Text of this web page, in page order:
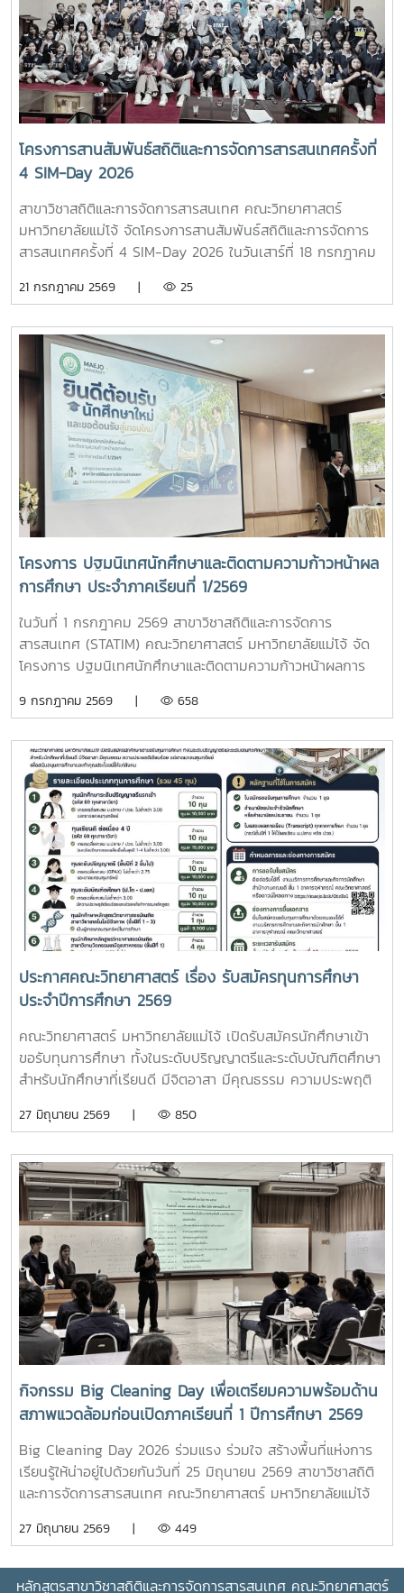
โครงการสานสัมพันธ์สถิติและการจัดการสารสนเทศครั้งที่
4 SIM-Day 2026
สาขาวิชาสถิติและการจัดการสารสนเทศ คณะวิทยาศาสตร์
มหาวิทยาลัยแม่โจ้ จัดโครงการสานสัมพันธ์สถิติและการจัดการ
สารสนเทศครั้งที่ 4 SIM-Day 2026 ในวันเสาร์ที่ 18 กรกฎาคม
โดยมีวัตถุประสงค์ ดังนี้ 1. เพื่อเป็นการเสริมสร้างความสัมพันธ์
เพื่อเสริมสร้างทักษะของนักศึกษา ในด้าน Soft skills ได้แก่
ทักษะการสื่อสาร ทักษะการทำงานเป็นทีม ทักษะการแก้ปัญหา
เฉพาะหน้า ซึ่งเป็นกิจกรรมสานความสัมพันธ์ระหว่างนักศึกษาทุก
ชั้นปี และ คณาจารย์ในสาขาวิชาฯ เป็นการเสริมสร้างพัฒนาการ
การทำงานร่วมกันเป็นทีม และพัฒนาทักษะ soft skill ให้กับ
นักศึกษาในหลักสูตร อีกทั้งยังเป็นการสานความสัมพันธ์ระหว่าง
นักศึกษา รุ่นพี่ รุ่นน้อง และเพื่อน ๆ ตลอดจนคณาจาารย์ในสาขา
วิชาฯ ภาพถ่ายและสื่อบันทึกภาพที่ปรากฏในกิจกรรมนี้ จัดทำขึ้น
เพื่อการประชาสัมพันธ์กิจกรรม และการสื่อสารของสาขาวิชาสถิติ
และการจัดการสารสนเทศ คณะวิทยาศาสตร์ มหาวิทยาลัยแม่โจ้
เท่านั้น โดยอยู่ภายใต้พระราชบัญญัติคุ้มครองข้อมูลส่วนบุคคล
พ.ศ. 2562 (PDPA)
21 กรกฎาคม 2569 | 25
โครงการ ปฐมนิเทศนักศึกษาและติดตามความก้าวหน้าผล
การศึกษา ประจำภาคเรียนที่ 1/2569
ในวันที่ 1 กรกฎาคม 2569 สาขาวิชาสถิติและการจัดการ
สารสนเทศ (STATIM) คณะวิทยาศาสตร์ มหาวิทยาลัยแม่โจ้ จัด
โครงการ ปฐมนิเทศนักศึกษาและติดตามความก้าวหน้าผลการ
นักศึกษาทุกชั้นปี ทั้งด้านการเรียน การใช้ชีวิตในมหาวิทยาลัย
กิจกรรมประกอบด้วย - ทางหลักสูตรกล่าวแนะนำคณาจารย์ใน
หลักสูตร - การบรรยายหัวข้อ ผลลัพธ์การเรียนรู้ระดับหลักสูตร
โดยประธานหลักสูตรสาขาวิชาสถิติและการจัดการสารสนเทศ -
การบรรยายพิเศษ หัวข้อ “แนวทางการใช้ชีวิต ในมหาวิทยาลัย
และดูแลสุขภาพใจ” โดยได้รับเกียรติจาก นพ.พายุพล ศรีอภัย
จิตแพทย์ชำนาญการ ให้การบรรยายแก่นักศึกษาและคณาจารย์ -
กิจกรรมมอบหมายอาจารย์ที่ปรึกษานักศึกษาชั้นปีที่ 1 - แบ่งกลุ่ม
นักศึกษาเพื่อเตรียมความพร้อมในแต่ละระดับ - กิจกรรม แฟน
พันธุ์แท้ สาขา วิชาสถิติและการจัดการสารสนเทศ - กิจกรรม
พบปะอาจารย์ที่ปรึกษาให้คำแนะนำและติดตามผลการเรียนของ
นักศึกษาในที่ปรึกษา
9 กรกฎาคม 2569 | 658
ประกาศคณะวิทยาศาสตร์ เรื่อง รับสมัครทุนการศึกษา
ประจำปีการศึกษา 2569
คณะวิทยาศาสตร์ มหาวิทยาลัยแม่โจ้ เปิดรับสมัครนักศึกษาเข้า
ขอรับทุนการศึกษา ทั้งในระดับปริญญาตรีและระดับบัณฑิตศึกษา
สำหรับนักศึกษาที่เรียนดี มีจิตอาสา มีคุณธรรม ความประพฤติ
ทำคุณประโยชน์ให้แก่สังคมรายละเอียดประเภททุนการศึกษา (รวม
สาขาวิชา) จำนวน 10 ทุนๆ ละ 10,000 บาท- เกรดเฉลี่ยสะสม
ม.ปลาย / ปวช. ไม่ต่ำกว่า 3.00 และขาดแคลนทุนทรัพย์ 2. ทุน
เรียนดี ต่อเนื่อง 4 ปี (รหัส 69 ทุกสาขาวิชา) จำนวน 10 ทุนๆ ละ
15,000 บาท- เกรดเฉลี่ยสะสม ม.ปลาย / ปวช. ไม่ต่ำกว่า 3.00
(และต้องรักษาเกรดเฉลี่ยเมื่อสิ้นสุดปี 1-4 ไม่ต่ำกว่า 3.00)3. ทุน
ระดับปริญญาตรี (ชั้นปีที่ 2 ขึ้นไป) จำนวน 10 ทุนๆ ละ 10,000
บาท- เกรดเฉลี่ยสะสม (GPAX) ไม่ต่ำกว่า 2.75 และขาดแคลนทุน
ทรัพย์หมายเหตุทุกประเภททุน: ต้องไม่เป็นผู้ได้รับทุนอื่นใดอยู่
ก่อนหน้า (ยกเว้น กยศ. / กรอ.) และผู้ได้รับทุนต้องช่วยเหลืองาน
คณะไม่น้อยกว่า 50 ชั่วโมง ภายในปีการศึกษาที่ได้รับทุนหลักฐาน
ที่ใช้ในการสมัคร-ใบสมัครขอรับทุนการศึกษา จำนวน 1 ชุด-
สำเนาบัตรประจำตัวนักศึกษา หรือสำเนาบัตรประชาชน จำนวน 1
ชุด-ใบแสดงผลการเรียน (Transcript) ทุกภาคการศึกษา
จำนวน 1 ชุด (กรณีชั้นปีที่ 1 ให้ใช้ผลเรียน ม.ปลาย หรือ
ปวช.)กำหนดการและช่องทางการสมัครประกาศฉบับ
เต็ม:maejo.link/5cFJheดาวน์โหลดใบ
ศึกษาและกิจการนักศึกษา สำนักงานคณบดี ชั้น 1 อาคารจุฬาภ
ทุนการศึกษาด้วยตนเองได้ที่ งานบริการการศึกษาและกิจการ
27 มิถุนายน 2569 | 850
กิจกรรม Big Cleaning Day เพื่อเตรียมความพร้อมด้าน
สภาพแวดล้อมก่อนเปิดภาคเรียนที่ 1 ปีการศึกษา 2569
Big Cleaning Day 2026 ร่วมแรง ร่วมใจ สร้างพื้นที่แห่งการ
เรียนรู้ให้น่าอยู่ไปด้วยกันวันที่ 25 มิถุนายน 2569 สาขาวิชาสถิติ
และการจัดการสารสนเทศ คณะวิทยาศาสตร์ มหาวิทยาลัยแม่โจ้
สภาพแวดล้อมก่อนเปิดภาคเรียนที่ 1 ปีการศึกษา
ห้องปฏิบัติการ พื้นที่ส่วนกลาง และจัดระเบียบสภาพแวดล้อมให้
27 มิถุนายน 2569 | 449
หลักสูตรสาขาวิชาสถิติและการจัดการสารสนเทศคณะวิทยาศาสตร์